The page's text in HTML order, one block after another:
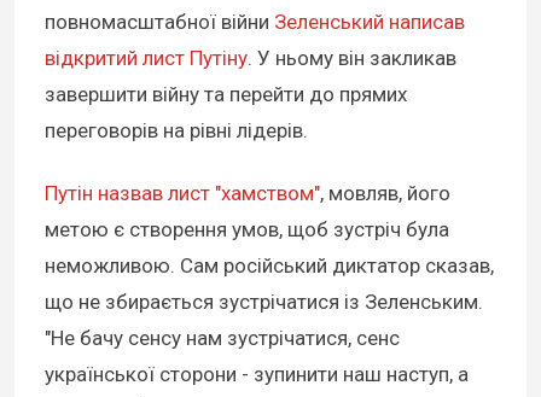
повномасштабної війни Зеленський написав
відкритий лист Путіну. У ньому він закликав
завершити війну та перейти до прямих
переговорів на рівні лідерів.
Путін назвав лист "хамством", мовляв, його
метою є створення умов, щоб зустріч була
неможливою. Сам російський диктатор сказав,
що не збирається зустрічатися із Зеленським.
"Не бачу сенсу нам зустрічатися, сенс
української сторони - зупинити наш наступ, а